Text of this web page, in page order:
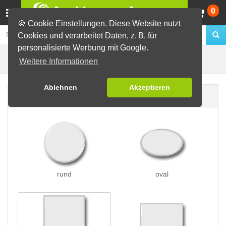
🍪 Cookie Einstellungen. Diese Website nutzt
Cookies und verarbeitet Daten, z. B. für
personalisierte Werbung mit Google.
Weitere Informationen
Ablehnen Akzeptieren
0
Buttons erstellen Butterfly-Buttons
rund oval